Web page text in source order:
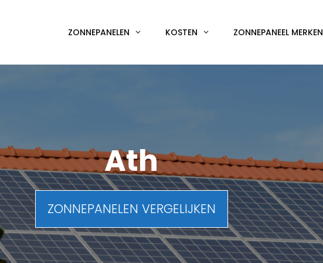
ZONNEPANELEN KOSTEN ZONNEPANEEL MERKEN
Ath
ZONNEPANELEN VERGELIJKEN